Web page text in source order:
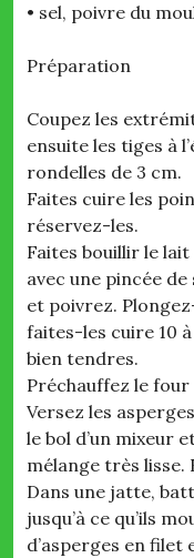
• sel, poivre du
Préparation
Coupez les
ensuite les tiges à
rondelles de 3 cm.
Faites cuire les
réservez-les.
Faites bouillir le
avec une pincée
et poivrez.
faites-les cuire 10 à
bien tendres.
Préchauffez le four
Versez les
le bol d’un mixeur
mélange très lisse.
Dans une jatte,
jusqu’à ce qu’ils
d’asperges en